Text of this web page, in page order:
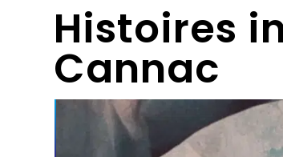
Histoires
Cannac